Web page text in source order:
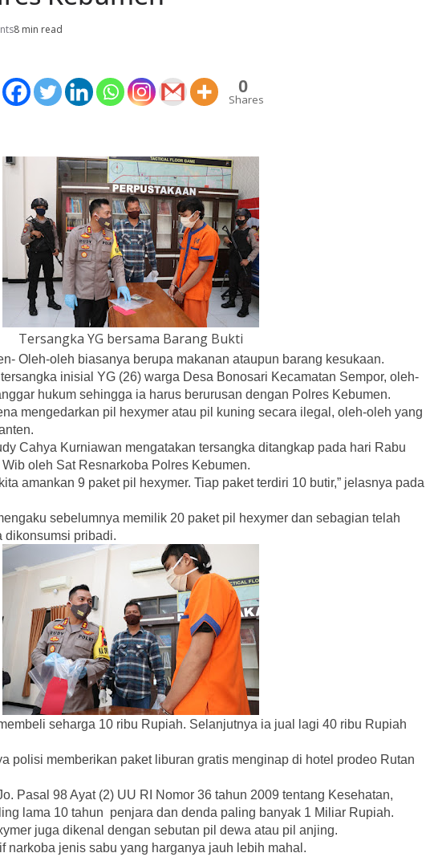
8 min read
0
Shares
Tersangka YG bersama Barang Bukti
Oleh-oleh biasanya berupa makanan ataupun barang kesukaan.
inisial YG (26) warga Desa Bonosari Kecamatan Sempor, oleh-
hukum sehingga ia harus berurusan dengan Polres Kebumen.
mengedarkan pil hexymer atau pil kuning secara ilegal, oleh-oleh yang
Cahya Kurniawan mengatakan tersangka ditangkap pada hari Rabu
oleh Sat Resnarkoba Polres Kebumen.
amankan 9 paket pil hexymer. Tiap paket terdiri 10 butir,” jelasnya pada
sebelumnya memilik 20 paket pil hexymer dan sebagian telah
dikonsumsi pribadi.
seharga 10 ribu Rupiah. Selanjutnya ia jual lagi 40 ribu Rupiah
polisi memberikan paket liburan gratis menginap di hotel prodeo Rutan
Pasal 98 Ayat (2) UU RI Nomor 36 tahun 2009 tentang Kesehatan,
lama 10 tahun penjara dan denda paling banyak 1 Miliar Rupiah.
juga dikenal dengan sebutan pil dewa atau pil anjing.
narkoba jenis sabu yang harganya jauh lebih mahal.